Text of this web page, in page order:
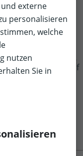
der Klimaanlage.
externe
personalisieren
welche
nutzen
Sie in
f